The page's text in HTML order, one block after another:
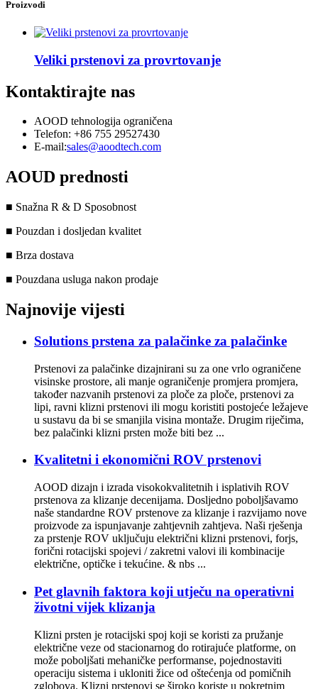
Proizvodi
Veliki prstenovi za provrtovanje
Kontaktirajte nas
AOOD tehnologija ograničena
Telefon: +86 755 29527430
E-mail:sales@aoodtech.com
AOUD prednosti
■ Snažna R & D Sposobnost
■ Pouzdan i dosljedan kvalitet
■ Brza dostava
■ Pouzdana usluga nakon prodaje
Najnovije vijesti
Solutions prstena za palačinke za palačinke
Prstenovi za palačinke dizajnirani su za one vrlo ograničene
visinske prostore, ali manje ograničenje promjera promjera,
također nazvanih prstenovi za ploče za ploče, prstenovi za
lipi, ravni klizni prstenovi ili mogu koristiti postojeće ležajeve
u sustavu da bi se smanjila visina montaže. Drugim riječima,
bez palačinki klizni prsten može biti bez ...
Kvalitetni i ekonomični ROV prstenovi
AOOD dizajn i izrada visokokvalitetnih i isplativih ROV
prstenova za klizanje decenijama. Dosljedno poboljšavamo
naše standardne ROV prstenove za klizanje i razvijamo nove
proizvode za ispunjavanje zahtjevnih zahtjeva. Naši rješenja
za prstenje ROV uključuju električni klizni prstenovi, forjs,
forični rotacijski spojevi / zakretni valovi ili kombinacije
električne, optičke i tekućine. & nbs ...
Pet glavnih faktora koji utječu na operativni
životni vijek klizanja
Klizni prsten je rotacijski spoj koji se koristi za pružanje
električne veze od stacionarnog do rotirajuće platforme, on
može poboljšati mehaničke performanse, pojednostaviti
operaciju sistema i ukloniti žice od oštećenja od pomičnih
zglobova. Klizni prstenovi se široko koriste u pokretnim